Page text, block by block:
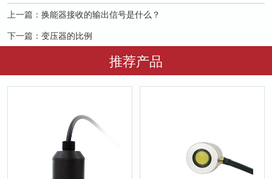
上一篇： 换能器接收的输出信号是什么？
下一篇： 变压器的比例
推荐产品